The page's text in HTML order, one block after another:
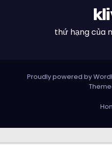
thứ hạng của
Proudly powered by